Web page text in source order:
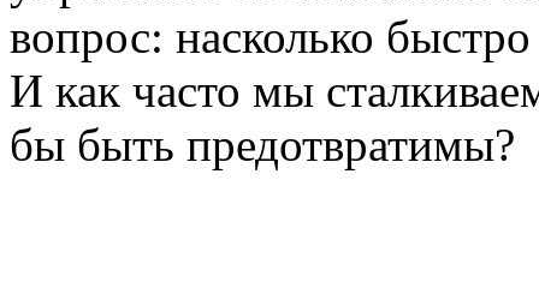
вопрос: насколько
И как часто мы
бы быть предотвратимы?